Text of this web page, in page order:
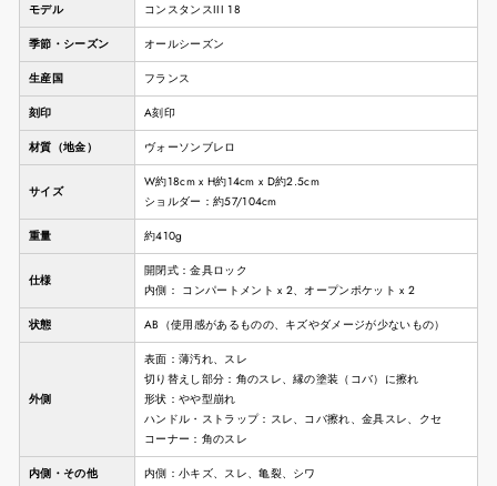
モデル コンスタンスIII 18
季節・シーズン オールシーズン
生産国 フランス
刻印 A刻印
材質（地金） ヴォーソンブレロ
サイズ
W約18cm x H約14cm x D約2.5cm
ショルダー：約57/104cm
重量 約410g
仕様
開閉式：金具ロック
内側： コンパートメント x 2、オープンポケット x 2
状態 AB（使用感があるものの、キズやダメージが少ないもの）
外側
表面：薄汚れ、スレ
切り替えし部分：角のスレ、縁の塗装（コバ）に擦れ
形状：やや型崩れ
ハンドル・ストラップ：スレ、コバ擦れ、金具スレ、クセ
コーナー：角のスレ
内側・その他 内側：小キズ、スレ、亀裂、シワ